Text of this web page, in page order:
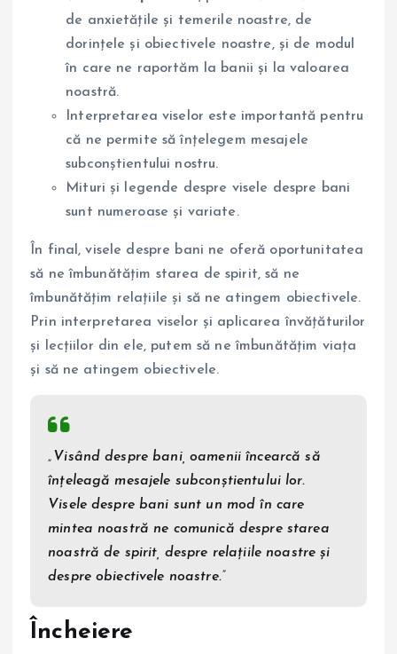
de anxietățile și temerile noastre, de
dorințele și obiectivele noastre, și de modul
în care ne raportăm la banii și la valoarea
noastră.
Interpretarea viselor este importantă pentru
că ne permite să înțelegem mesajele
subconștientului nostru.
Mituri și legende despre visele despre bani
sunt numeroase și variate.
În final, visele despre bani ne oferă oportunitatea
să ne îmbunătățim starea de spirit, să ne
îmbunătățim relațiile și să ne atingem obiectivele.
Prin interpretarea viselor și aplicarea învățăturilor
și lecțiilor din ele, putem să ne îmbunătățim viața
și să ne atingem obiectivele.
„Visând despre bani, oamenii încearcă să
înțeleagă mesajele subconștientului lor.
Visele despre bani sunt un mod în care
mintea noastră ne comunică despre starea
noastră de spirit, despre relațiile noastre și
despre obiectivele noastre.”
Încheiere